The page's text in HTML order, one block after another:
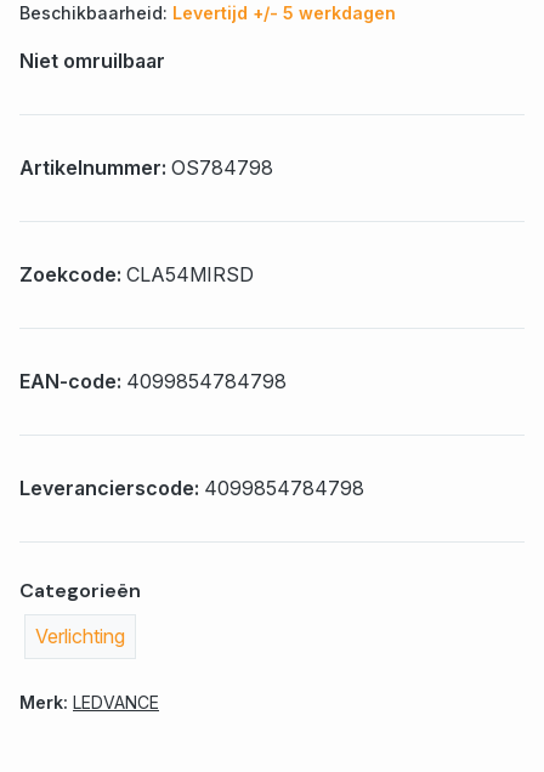
Beschikbaarheid: Levertijd +/- 5 werkdagen
Niet omruilbaar
Artikelnummer: OS784798
Zoekcode: CLA54MIRSD
EAN-code: 4099854784798
Leverancierscode: 4099854784798
Categorieën
Verlichting
Merk: LEDVANCE